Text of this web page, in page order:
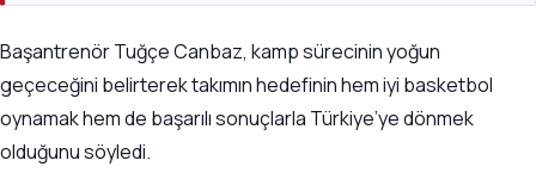
Başantrenör Tuğçe Canbaz, kamp sürecinin yoğun
geçeceğini belirterek takımın hedefinin hem iyi basketbol
oynamak hem de başarılı sonuçlarla Türkiye’ye dönmek
olduğunu söyledi.